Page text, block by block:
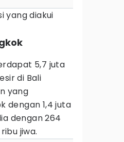
yang diakui
5,7 juta
di Bali
yang
dengan 1,4 juta
dengan 264
jiwa.